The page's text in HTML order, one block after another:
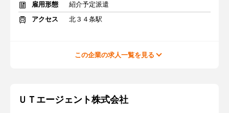
雇用形態
紹介予定派遣
アクセス
北３４条駅
この企業の求人一覧を見る
ＵＴエージェント株式会社